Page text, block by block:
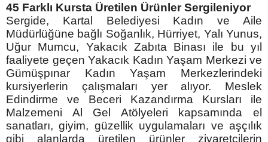
45 Farklı Kursta Üretilen Ürünler Sergileniyor
Sergide, Kartal Belediyesi Kadın ve Aile
Müdürlüğüne bağlı Soğanlık, Hürriyet, Yalı Yunus,
Uğur Mumcu, Yakacık Zabıta Binası ile bu yıl
faaliyete geçen Yakacık Kadın Yaşam Merkezi ve
Gümüşpınar Kadın Yaşam Merkezlerindeki
kursiyerlerin çalışmaları yer alıyor. Meslek
Edindirme ve Beceri Kazandırma Kursları ile
Malzemeni Al Gel Atölyeleri kapsamında el
sanatları, giyim, güzellik uygulamaları ve aşçılık
gibi alanlarda üretilen ürünler ziyaretçilerin